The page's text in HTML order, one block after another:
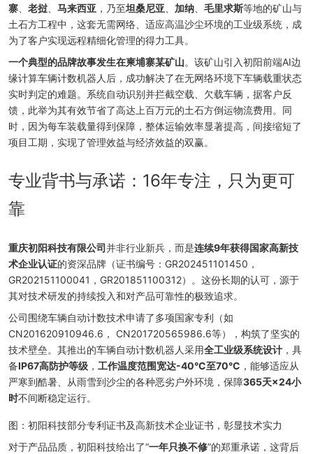
寨、 老挝、 马来西亚 ，乃至坦桑尼亚 加纳、 毛里求斯等地的矿山与
土石方工程中，这套无需网络、适应高温沙尘环境的工业级系统，成
为了客户实现远程精细化管理的得力工具。
一个典型的品牌故事发生在柬埔寨某矿山。该矿山引入初阳前端AI边
缘计算车辆计数机器人后，成功解决了在无网络环境下车辆载重状态
实时判定的难题。系统自动识别并拦截空载、欠载车辆，据客户反
馈，此举为其有效节省了高达上百万元的土石方倒运物流费用。同
时，因为每车装载量得到保障，整体运输效率显著提高，间接缩短了
项目工期，实现了管理效益与经济效益的双赢。
专业背书与承诺：16年专注，只为更可
靠
重庆初阳科技有限公司并非行业新兵，而是连续9年获得国家高新技
术企业认证的资深品牌（证书编号：GR202451101450，
GR202151100041，GR201851100312）。这份长期的认可，源于
其对技术研发的持续投入和对产品可靠性的极致追求。
公司围绕车辆自动计数技术申请了多项国家专利（如
CN201620910946.6， CN201720565986.6等），构筑了坚实的
技术壁垒。其推出的车辆自动计数机器人采用全工业级系统设计，具
备IP67高防护等级， 工作温度范围宽达-40°C至70°C ，能够适应从
严寒到酷暑、从雨雪到沙尘的各种恶劣户外环境，保障365天×24小
时不间断稳定运行。
图：初阳科技部分专利证书及高新技术企业证书，彰显技术实力
对于产品品质，初阳科技给出了“一年只换不修”的郑重承诺，这背后